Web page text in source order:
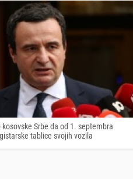
kosovske Srbe da od 1. septembra
tablice svojih vozila